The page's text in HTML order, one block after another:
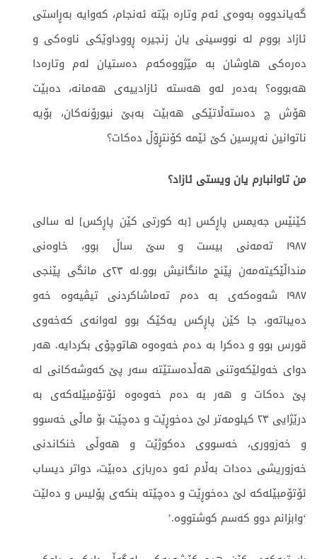
گەیاندووە بەوەی ئەم وتارە بێتە ئەنجام، کەوایە بەڕاستی
ئازاد بووم لە نووسینی یان زنجیرە ڕووداوێکی ناوەکی و
دەرەکی هاوشان بە مێژووەکەم دەستیان لەم وتارەدا
هەبووە؟ بەدەر لەو هەستە ئازادییەی هەمانە، دەبێت
هۆش چ دەستەڵاتێکی هەبێت بەبێ نیورۆنەکان، بۆیە
ناتوانین نەپرسین کێ ئێمە کۆنتڕۆڵ دەکات؟
من تاوانبارم یان ویستی ئازاد؟
کێنێس جەیمس پاڕکس [بە کورتی کێن پاڕکس] لە سالی
١٩٨٧ تەمەنی بیست و سێ ساڵ بوو، خاوەنی
منداڵێکیتەمەن پێنج مانگانیش بوو.لە ٢٣ی مانگی پێنجی
١٩٨٧ شەوەکەی بە دەم تەماشاکردنی تیڤیەوە خەو
دەیباتەو، جا کێن پاڕکس یەکێک بوو لەوانەی کەخەوی
قورس بوو و دەکرا بە دەم خەوەوە هاتوچۆی بکردایە. هەر
دوای خەولێکەوتنی هەڵدەستێتە سەر پێ کەوشەکانی لە
پێ دەکات و هەر بە دەم خەوەوە ئۆتۆمبێلەکەی بە
درێژایی ٢٣ کیلومەتر لێ دەخوڕێت و دەچێت بۆ ماڵی خەسوو
و خەزووری، خەسووی دەکوژێت و هەوڵی خنکاندنی
خەزوریشی دەدات بەڵام ئەو دەربازی دەبێت، دواتر دیساب
ئۆتۆمبێلەکە لێ دەخوڕێت و دەچێتە بنکەی پۆلیس و دەلێت
‘وابزانم دوو کەسم کوشتووە.’